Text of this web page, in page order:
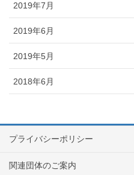
2019年7月
2019年6月
2019年5月
2018年6月
プライバシーポリシー
関連団体のご案内